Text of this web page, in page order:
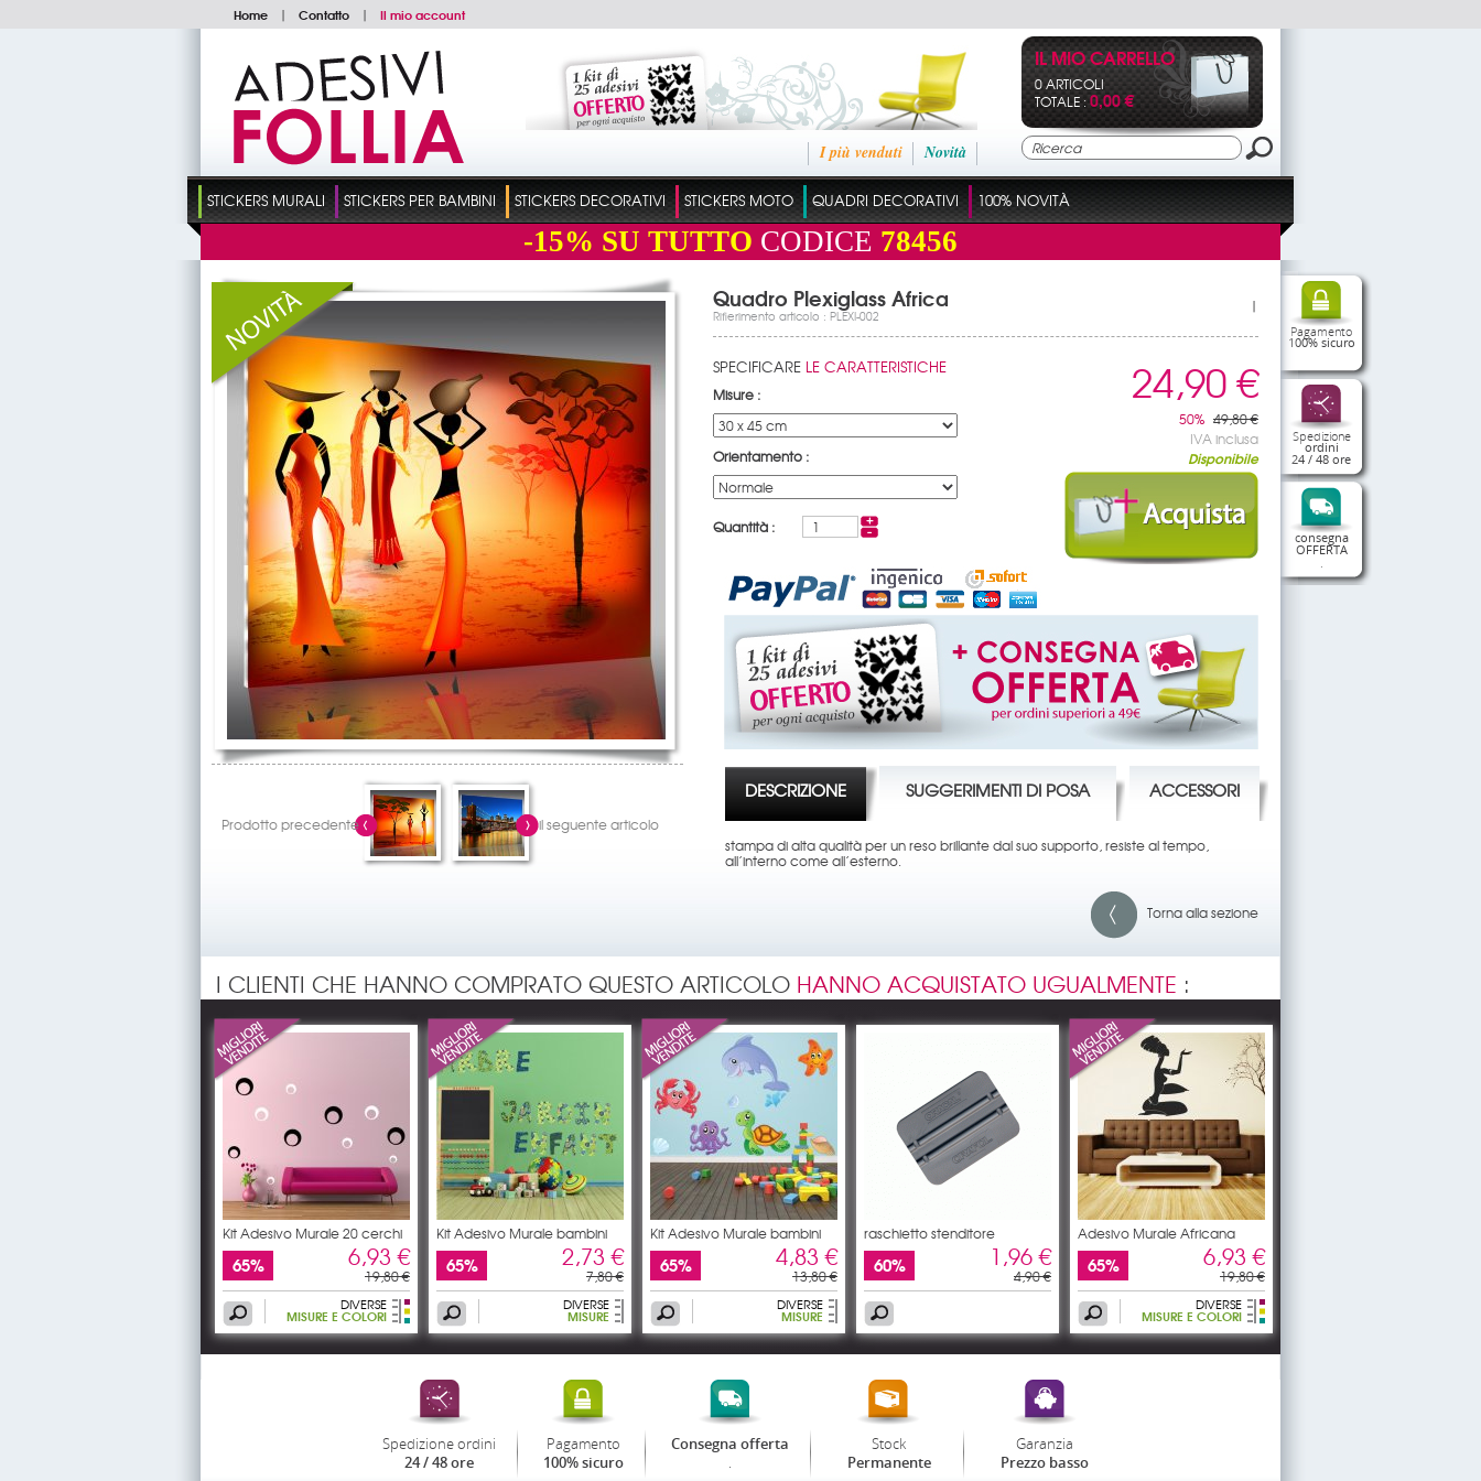
Home | Contatto | Il mio account
Novità
I più venduti
IL MIO CARRELLO
0 ARTICOLI
TOTALE :0,00 €
STICKERS MURALI STICKERS PER BAMBINI STICKERS DECORATIVI STICKERS MOTO QUADRI DECORATIVI 100% NOVITÀ
-15% SU TUTTO CODICE 78456
Pagamento
100% sicuro
Spedizione
ordini
24 / 48 ore
consegna
OFFERTA
Prodotto precedente il seguente articolo
Quadro Plexiglass Africa
Rifierimento articolo : PLEXI-002
|
SPECIFICARE LE CARATTERISTICHE
Misure :
Orientamento :
Quantità :
24,90 €
50% 49,80 €
IVA inclusa
Disponibile
DESCRIZIONE SUGGERIMENTI DI POSA ACCESSORI
stampa di alta qualità per un reso brillante dal suo supporto, resiste al tempo,
all’interno come all’esterno.
Torna alla sezione
I CLIENTI CHE HANNO COMPRATO QUESTO ARTICOLO HANNO ACQUISTATO UGUALMENTE :
Kit Adesivo Murale 20 cerchi
65% 6,93 €
19,80 €
DIVERSE
MISURE E COLORI
Kit Adesivo Murale bambini
65% 2,73 €
7,80 €
DIVERSE
MISURE
Kit Adesivo Murale bambini
65% 4,83 €
13,80 €
DIVERSE
MISURE
raschietto stenditore
60% 1,96 €
4,90 €
Adesivo Murale Africana
65% 6,93 €
19,80 €
DIVERSE
MISURE E COLORI
Spedizione ordini
24 / 48 ore
Pagamento
100% sicuro
Consegna offerta Stock
Permanente
Garanzia
Prezzo basso